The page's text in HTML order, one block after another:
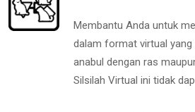
Membantu Anda untuk
dalam format virtual yang
anabul dengan ras
Silsilah Virtual ini tidak